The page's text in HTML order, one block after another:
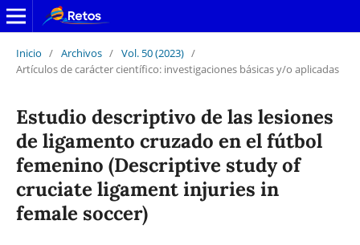
Inicio / Archivos / Vol. 50 (2023) /
Artículos de carácter científico: investigaciones básicas y/o aplicadas
Estudio descriptivo de las lesiones
de ligamento cruzado en el fútbol
femenino (Descriptive study of
cruciate ligament injuries in
female soccer)